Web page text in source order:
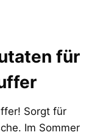
für
Sorgt für
Im Sommer